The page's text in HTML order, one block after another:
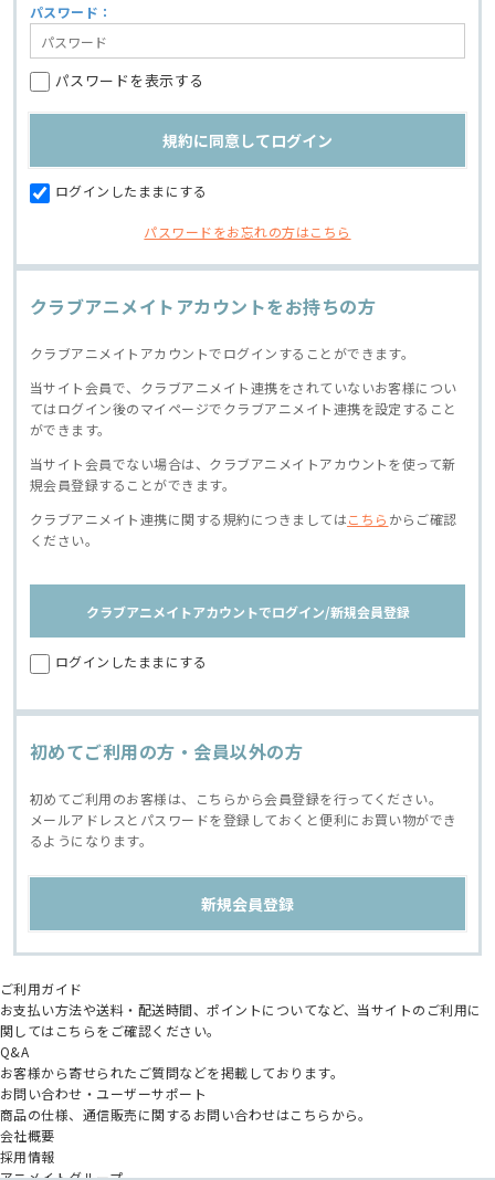
パスワード：
パスワードを表示する
ログインしたままにする
パスワードをお忘れの方はこちら
クラブアニメイトアカウントをお持ちの方
クラブアニメイトアカウントでログインすることができます。
当サイト会員で、クラブアニメイト連携をされていないお客様につい
てはログイン後のマイページでクラブアニメイト連携を設定すること
ができます。
当サイト会員でない場合は、クラブアニメイトアカウントを使って新
規会員登録することができます。
クラブアニメイト連携に関する規約につきましてはこちら からご確認
ください。
クラブアニメイトアカウントでログイン/新規会員登録
ログインしたままにする
初めてご利用の方・会員以外の方
初めてご利用のお客様は、こちらから会員登録を行ってください。
メールアドレスとパスワードを登録しておくと便利にお買い物ができ
るようになります。
ご利用ガイド
お支払い方法や送料・配送時間、ポイントについてなど、当サイトのご利用に
関してはこちらをご確認ください。
Q&A
お客様から寄せられたご質問などを掲載しております。
お問い合わせ・ユーザーサポート
商品の仕様、通信販売に関するお問い合わせはこちらから。
会社概要
採用情報